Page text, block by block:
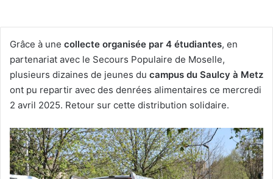
Grâce à une collecte organisée par 4 étudiantes, en
partenariat avec le Secours Populaire de Moselle,
plusieurs dizaines de jeunes du campus du Saulcy à Metz
ont pu repartir avec des denrées alimentaires ce mercredi
2 avril 2025. Retour sur cette distribution solidaire.